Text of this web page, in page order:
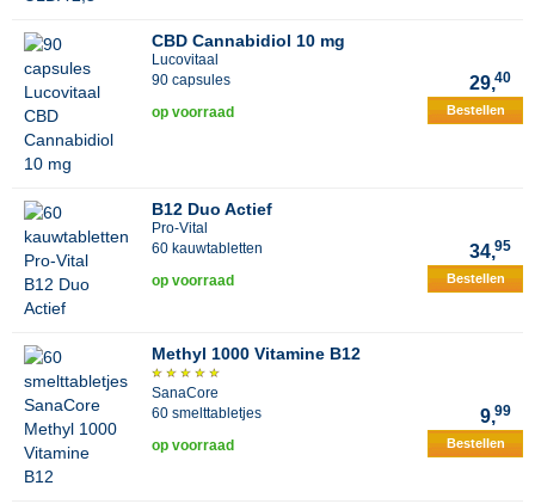
CBD Cannabidiol 10 mg
Lucovitaal
90 capsules
29,40
op voorraad Bestellen
B12 Duo Actief
Pro-Vital
60 kauwtabletten
34,95
op voorraad Bestellen
Methyl 1000 Vitamine B12
SanaCore
60 smelttabletjes
9,99
op voorraad Bestellen